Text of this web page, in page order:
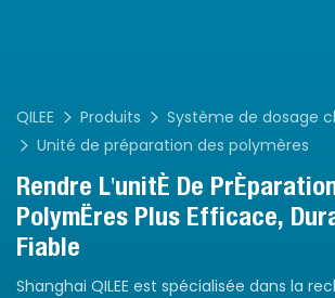
QILEE Produits
Système de dosage
Unité de préparation des polymères
Rendre L'unité De
Polymères Plus Efficace,
Fiable
Shanghai QILEE est spécialisée dans la